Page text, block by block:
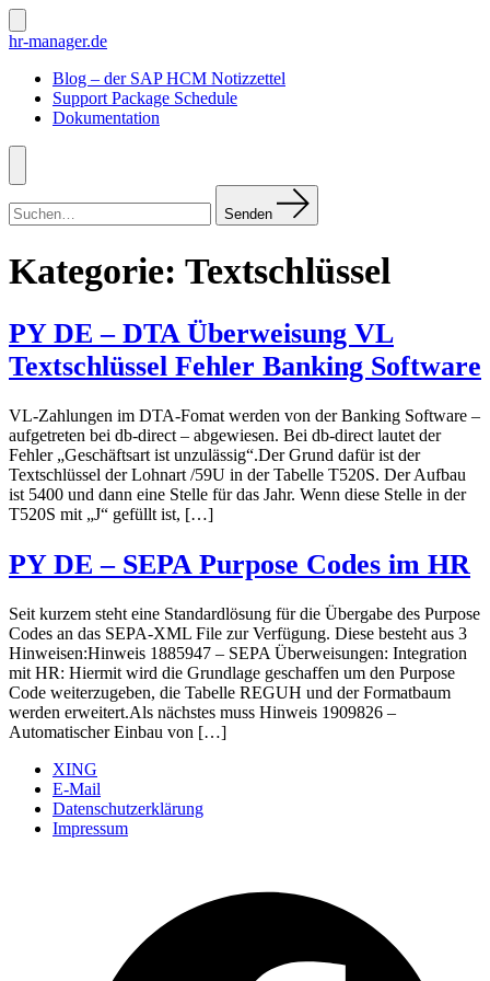
Zum
Inhalt
Suche
ein-/ausblenden
hr-manager.de
Blog – der SAP HCM Notizzettel
Support Package Schedule
Dokumentation
Menü
nach:
Senden
Kategorie: Textschlüssel
PY DE – DTA Überweisung VL
Textschlüssel Fehler Banking Software
VL-Zahlungen im DTA-Fomat werden von der Banking Software –
aufgetreten bei db-direct – abgewiesen. Bei db-direct lautet der
Fehler „Geschäftsart ist unzulässig“.Der Grund dafür ist der
Textschlüssel der Lohnart /59U in der Tabelle T520S. Der Aufbau
ist 5400 und dann eine Stelle für das Jahr. Wenn diese Stelle in der
T520S mit „J“ gefüllt ist, […]
PY DE – SEPA Purpose Codes im HR
Seit kurzem steht eine Standardlösung für die Übergabe des Purpose
Codes an das SEPA-XML File zur Verfügung. Diese besteht aus 3
Hinweisen:Hinweis 1885947 – SEPA Überweisungen: Integration
mit HR: Hiermit wird die Grundlage geschaffen um den Purpose
Code weiterzugeben, die Tabelle REGUH und der Formatbaum
werden erweitert.Als nächstes muss Hinweis 1909826 –
Automatischer Einbau von […]
XING
E-Mail
Datenschutzerklärung
Impressum